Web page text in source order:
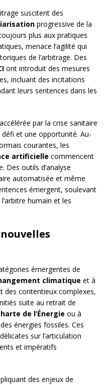
suscitent des
progressive de la
plus aux pratiques
menace l’agilité qui
de l’arbitrage. Des
ont introduit des mesures
incluant des incitations
leurs sentences dans les
par la crise sanitaire
et une opportunité. Au-
courantes, les
artificielle commencent
Des outils d’analyse
automatisée et même
émergent, soulevant
humain et les
émergentes de
climatique et à
des contentieux complexes,
suite au retrait de
de l’Énergie ou à
énergies fossiles. Ces
sur l’articulation
et impératifs
des enjeux de